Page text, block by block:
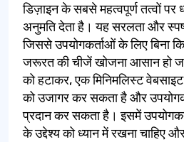
डिज़ाइन के सबसे महत्वपूर्ण तत्वों पर
अनुमति देता है। यह सरलता और
जिससे उपयोगकर्ताओं के लिए बिना
जरूरत की चीजें खोजना आसान हो
को हटाकर, एक मिनिमलिस्ट
को उजागर कर सकता है और
प्रदान कर सकता है। इसमें
के उद्देश्य को ध्यान में रखना चाहिए